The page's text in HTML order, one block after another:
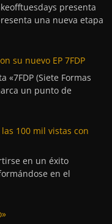
presenta
una nueva etapa
su nuevo EP 7FDP
(Siete Formas
un punto de
100 mil vistas con
en un éxito
en el